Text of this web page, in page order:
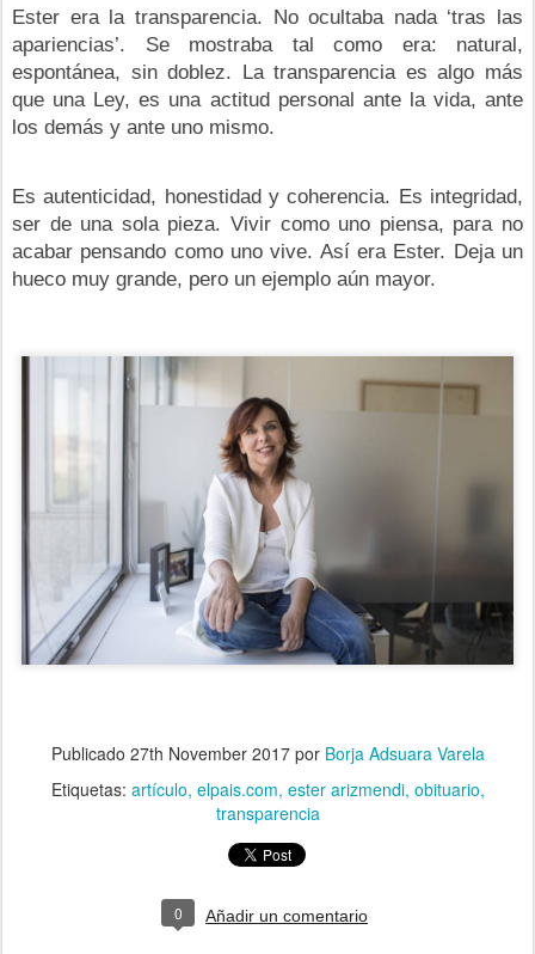
Ester era la transparencia. No ocultaba nada ‘tras las
apariencias’. Se mostraba tal como era: natural,
espontánea, sin doblez. La transparencia es algo más
que una Ley, es una actitud personal ante la vida, ante
los demás y ante uno mismo.
Es autenticidad, honestidad y coherencia. Es integridad,
ser de una sola pieza. Vivir como uno piensa, para no
acabar pensando como uno vive. Así era Ester. Deja un
hueco muy grande, pero un ejemplo aún mayor.
Publicado 27th November 2017por Borja Adsuara Varela
Etiquetas: artículo elpais.com ester arizmendi obituario
transparencia
0 Añadir un comentario